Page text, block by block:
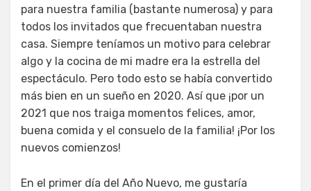
para nuestra familia (bastante numerosa) y para
todos los invitados que frecuentaban nuestra
casa. Siempre teníamos un motivo para celebrar
algo y la cocina de mi madre era la estrella del
espectáculo. Pero todo esto se había convertido
más bien en un sueño en 2020. Así que ¡por un
2021 que nos traiga momentos felices, amor,
buena comida y el consuelo de la familia! ¡Por los
nuevos comienzos!
En el primer día del Año Nuevo, me gustaría